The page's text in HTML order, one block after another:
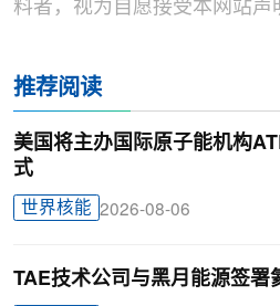
料者，视为自愿接受本网站声
推荐阅读
美国将主办国际原子能机构
式
世界核能 2026-08-06
TAE技术公司与黑月能源签署